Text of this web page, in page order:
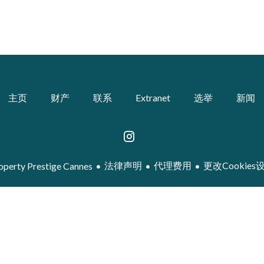
主页 财产 联系 Extranet 选举 新闻
Prestige Cannes 法律声明 代理费用 更改Cookies